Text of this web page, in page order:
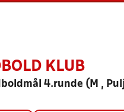
KLUB
4.runde (M ,